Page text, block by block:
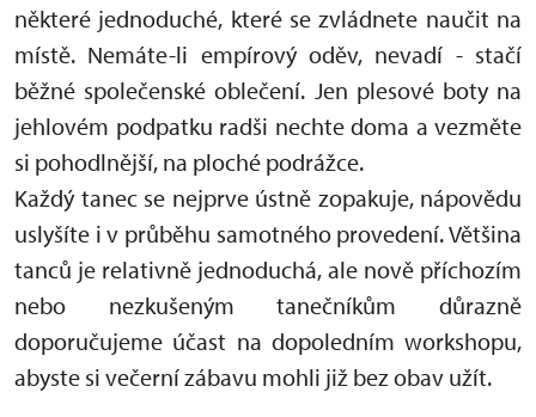
některé jednoduché, které se zvládnete naučit na
místě. Nemáte-li empírový oděv, nevadí - stačí
běžné společenské oblečení. Jen plesové boty na
jehlovém podpatku radši nechte doma a vezměte
si pohodlnější, na ploché podrážce.
Každý tanec se nejprve ústně zopakuje, nápovědu
uslyšíte i v průběhu samotného provedení. Většina
tanců je relativně jednoduchá, ale nově příchozím
nebo nezkušeným tanečníkům důrazně
doporučujeme účast na dopoledním workshopu,
abyste si večerní zábavu mohli již bez obav užít.